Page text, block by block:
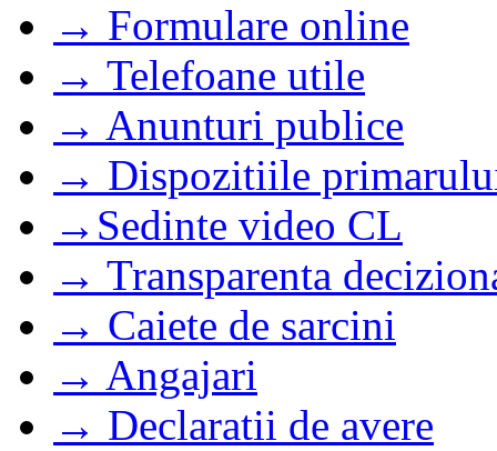
→ Formulare online
→ Telefoane utile
→ Anunturi publice
→ Dispozitiile
→Sedinte video CL
→ Transparenta
→ Caiete de sarcini
→ Angajari
→ Declaratii de avere